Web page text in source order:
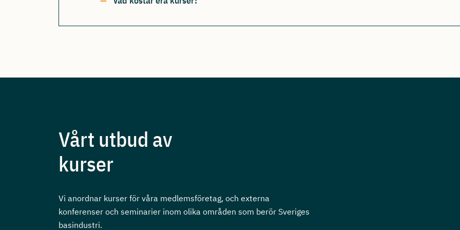
Vårt utbud av
kurser
Vi anordnar kurser för våra medlemsföretag, och externa
konferenser och seminarier inom olika områden som berör Sveriges
basindustri.